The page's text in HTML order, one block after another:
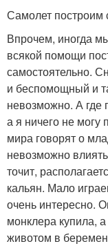
Самолет построим
Впрочем, иногда
всякой помощи
самостоятельно.
и беспомощный и
невозможно. А где
а я ничего не могу
мира говорят о
невозможно
точит,
кальян. Мало
очень интересно.
монклера купила,
животом в